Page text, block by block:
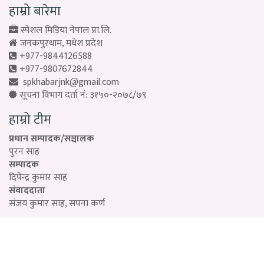
हाम्रो बारेमा
स्पेशल मिडिया नेपाल प्रा.लि.
जनकपुरधाम, मधेश प्रदेश
+977-9844126588
+977-9807672844
spkhabarjnk@gmail.com
सूचना विभाग दर्ता नं: ३१५०-२०७८/७९
हाम्रो टीम
प्रधान सम्पादक/सञ्चालक
पुरन साह
सम्पादक
दिपेन्द्र कुमार साह
संवाददाता
संजय कुमार साह, सपना कर्ण